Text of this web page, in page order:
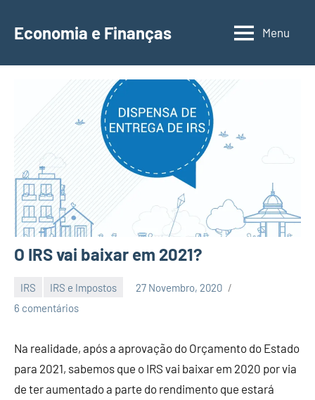
para
conteúdo
Economia e Finanças
Depósitos
Calendários
Menu
O IRS vai baixar em 2021?
IRS IRS e Impostos
27 Novembro, 2020
EcoFin
6 comentários
Na realidade, após a aprovação do Orçamento do Estado
para 2021, sabemos que o IRS vai baixar em 2020 por via
de ter aumentado a parte do rendimento que estará